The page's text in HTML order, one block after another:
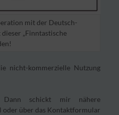
mit der Deutsch-
„Finntastische
nicht-kommerzielle Nutzung
Dann schickt mir nähere
oder über das Kontaktformular